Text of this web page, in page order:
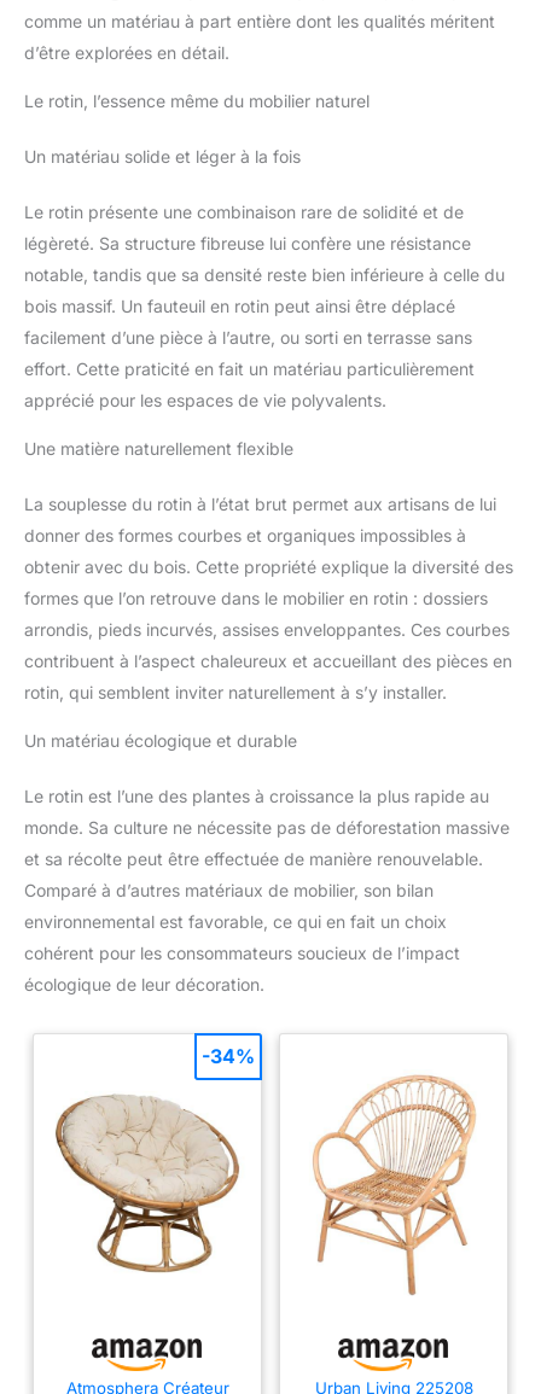
comme un matériau à part entière dont les qualités méritent
d’être explorées en détail.
Le rotin, l’essence même du mobilier naturel
Un matériau solide et léger à la fois
Le rotin présente une combinaison rare de solidité et de
légèreté. Sa structure fibreuse lui confère une résistance
notable, tandis que sa densité reste bien inférieure à celle du
bois massif. Un fauteuil en rotin peut ainsi être déplacé
facilement d’une pièce à l’autre, ou sorti en terrasse sans
effort. Cette praticité en fait un matériau particulièrement
apprécié pour les espaces de vie polyvalents.
Une matière naturellement flexible
La souplesse du rotin à l’état brut permet aux artisans de lui
donner des formes courbes et organiques impossibles à
obtenir avec du bois. Cette propriété explique la diversité des
formes que l’on retrouve dans le mobilier en rotin : dossiers
arrondis, pieds incurvés, assises enveloppantes. Ces courbes
contribuent à l’aspect chaleureux et accueillant des pièces en
rotin, qui semblent inviter naturellement à s’y installer.
Un matériau écologique et durable
Le rotin est l’une des plantes à croissance la plus rapide au
monde. Sa culture ne nécessite pas de déforestation massive
et sa récolte peut être effectuée de manière renouvelable.
Comparé à d’autres matériaux de mobilier, son bilan
environnemental est favorable, ce qui en fait un choix
cohérent pour les consommateurs soucieux de l’impact
écologique de leur décoration.
Atmosphera Créateur
-34%
Urban Living 225208